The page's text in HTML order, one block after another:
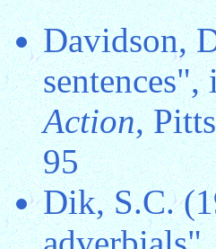
Davidson,
Action,
95
Dik, S.C.